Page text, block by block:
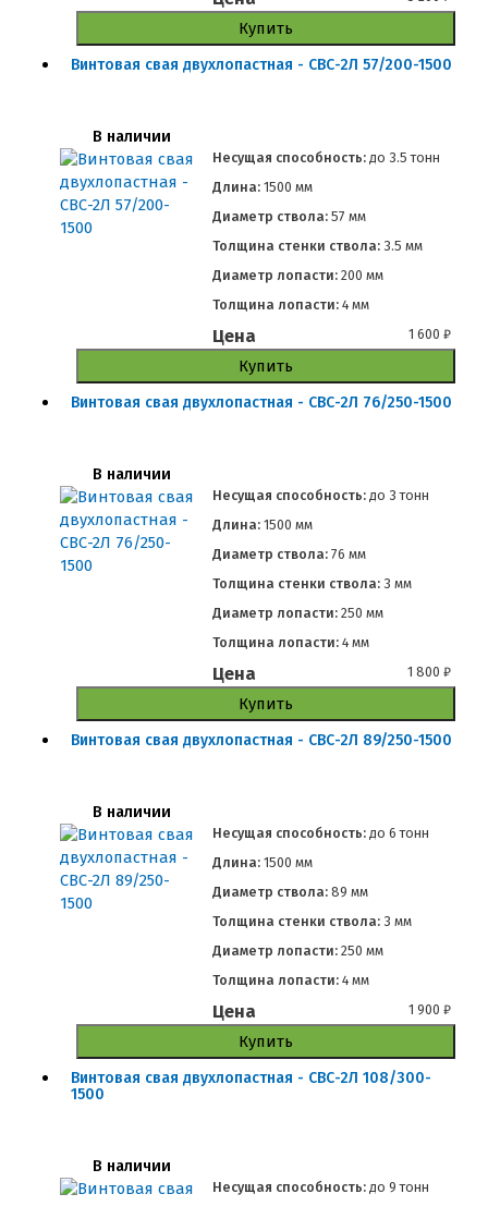
Купить
Винтовая свая двухлопастная - СВС-2Л 57/200-1500
В наличии
Несущая способность: до 3.5 тонн
Длина:1500 мм
Диаметр ствола:57 мм
Толщина стенки ствола:3.5 мм
Диаметр лопасти:200 мм
Толщина лопасти:4 мм
Цена 1 600₽
Купить
Винтовая свая двухлопастная - СВС-2Л 76/250-1500
В наличии
Несущая способность: до 3 тонн
Длина:1500 мм
Диаметр ствола:76 мм
Толщина стенки ствола:3 мм
Диаметр лопасти:250 мм
Толщина лопасти:4 мм
Цена 1 800₽
Купить
Винтовая свая двухлопастная - СВС-2Л 89/250-1500
В наличии
Несущая способность: до 6 тонн
Длина:1500 мм
Диаметр ствола:89 мм
Толщина стенки ствола:3 мм
Диаметр лопасти:250 мм
Толщина лопасти:4 мм
Цена 1 900₽
Купить
Винтовая свая двухлопастная - СВС-2Л 108/300-
1500
В наличии
Несущая способность: до 9 тонн